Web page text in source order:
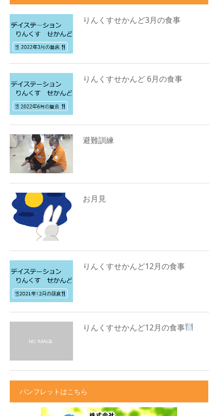
りんくすせかんど3月の食事
りんくすせかんど 6月の食事
避難訓練
お月見
りんくすせかんど12月の食事
りんくすせかんど12月の食事
パンフレットはこちら